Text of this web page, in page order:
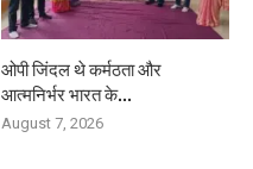
ओपी जिंदल थे कर्मठता और
आत्मनिर्भर भारत के...
August 7, 2026